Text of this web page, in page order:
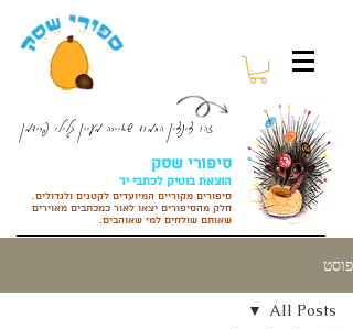
זהו צינצין החמוד שאיירה מעיין גלילי פרידמן
סיפורי שסק
הוצאת בוטיק לכתבי יד
סיפורים מקוריים המיועדים לקטנים ולגדולים.
חלק מהסיפורים יצאו לאור כמכתבים מאוירים
שאותם שולחים למי שאוהבים.
פוסט
All Posts